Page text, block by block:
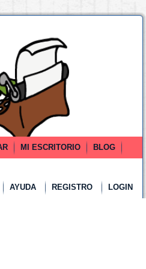
MI ESCRITORIO
BLOG
AYUDA REGISTRO LOGIN